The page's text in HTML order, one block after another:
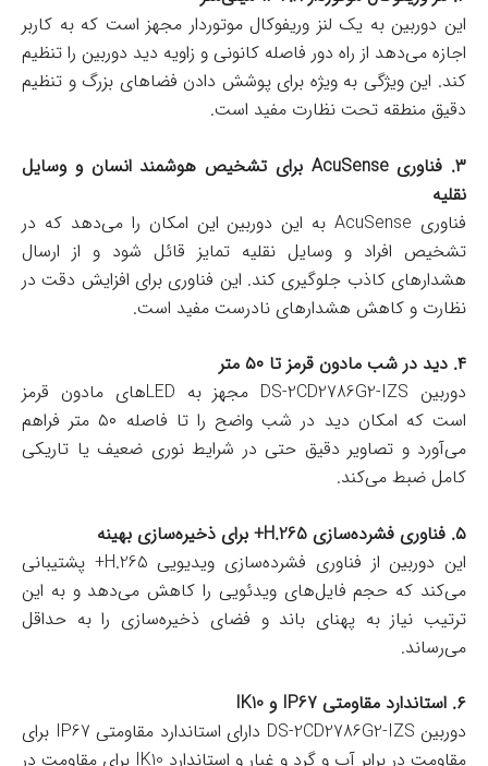
این دوربین به یک لنز وریفوکال موتوردار مجهز است که به کاربر
اجازه می‌دهد از راه دور فاصله کانونی و زاویه دید دوربین را تنظیم
کند. این ویژگی به ویژه برای پوشش دادن فضاهای بزرگ و تنظیم
دقیق منطقه تحت نظارت مفید است.
۳. فناوری AcuSense برای تشخیص هوشمند انسان و وسایل
نقلیه
فناوری AcuSense به این دوربین این امکان را می‌دهد که در
تشخیص افراد و وسایل نقلیه تمایز قائل شود و از ارسال
هشدارهای کاذب جلوگیری کند. این فناوری برای افزایش دقت در
نظارت و کاهش هشدارهای نادرست مفید است.
۴. دید در شب مادون قرمز تا ۵۰ متر
دوربین DS-2CD2786G2-IZS مجهز به LED‌های مادون قرمز
است که امکان دید در شب واضح را تا فاصله ۵۰ متر فراهم
می‌آورد و تصاویر دقیق حتی در شرایط نوری ضعیف یا تاریکی
کامل ضبط می‌کند.
۵. فناوری فشرده‌سازی H.265+ برای ذخیره‌سازی بهینه
این دوربین از فناوری فشرده‌سازی ویدیویی H.265+ پشتیبانی
می‌کند که حجم فایل‌های ویدئویی را کاهش می‌دهد و به این
ترتیب نیاز به پهنای باند و فضای ذخیره‌سازی را به حداقل
می‌رساند.
۶. استاندارد مقاومتی IP67 و IK10
دوربین DS-2CD2786G2-IZS دارای استاندارد مقاومتی IP67 برای
مقاومت در برابر آب و گرد و غبار و استاندارد IK10 برای مقاومت در